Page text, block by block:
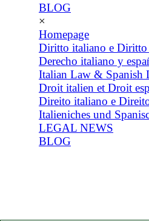
BLOG
×
Homepage
Diritto italiano e Diritto
Derecho italiano y
Italian Law & Spanish
Droit italien et Droit
Direito italiano e
Italieniches und
LEGAL NEWS
BLOG